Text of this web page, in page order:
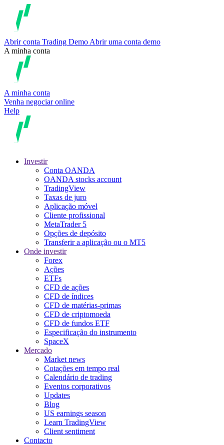
Abrir conta Trading Demo Abrir uma conta demo
A minha conta
A minha conta
Venha negociar online
Help
Investir
Conta OANDA
OANDA stocks account
TradingView
Taxas de juro
Aplicação móvel
Cliente profissional
MetaTrader 5
Opções de depósito
Transferir a aplicação ou o MT5
Onde investir
Forex
Ações
ETFs
CFD de ações
CFD de índices
CFD de matérias-primas
CFD de criptomoeda
CFD de fundos ETF
Especificação do instrumento
SpaceX
Mercado
Market news
Cotações em tempo real
Calendário de trading
Eventos corporativos
Updates
Blog
US earnings season
Learn TradingView
Client sentiment
Contacto